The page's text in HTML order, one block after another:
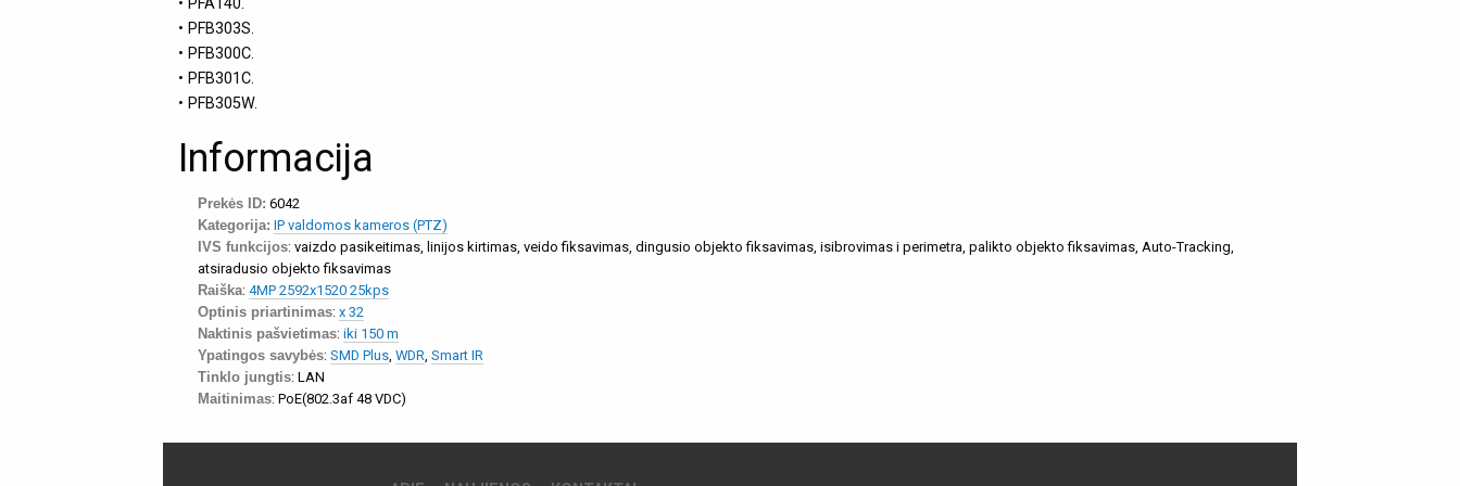
• PFB303S.
• PFB300C.
• PFB301C.
• PFB305W.
Informacija
Prekės ID: 6042
Kategorija: IP valdomos kameros (PTZ)
IVS funkcijos: vaizdo pasikeitimas, linijos kirtimas, veido fiksavimas, dingusio objekto fiksavimas, isibrovimas i perimetra, palikto objekto fiksavimas, Auto-Tracking,
atsiradusio objekto fiksavimas
Raiška: 4MP 2592x1520 25kps
Optinis priartinimas: x 32
Naktinis pašvietimas: iki 150 m
Ypatingos savybės: SMD Plus, WDR, Smart IR
Tinklo jungtis: LAN
Maitinimas: PoE(802.3af 48 VDC)